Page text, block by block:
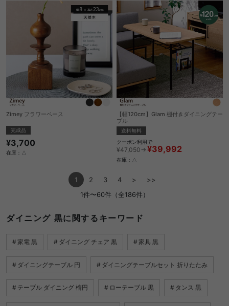
Zimey フラワーベース
完成品
¥3,700
在庫：△
【幅120cm】Glam 棚付きダイニングテー
ブル
送料無料
クーポン利用で
¥47,050→ ¥39,992
在庫：△
1 2 3 4 >
>>
1件〜60件（全186件）
ダイニング 黒に関するキーワード
家電 黒 ダイニング チェア 黒 家具 黒
ダイニングテーブル 円 ダイニングテーブルセット 折りたたみ
テーブル ダイニング 楕円 ローテーブル 黒 タンス 黒